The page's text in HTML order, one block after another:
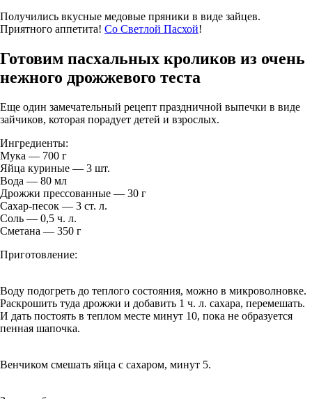
Получились вкусные медовые пряники в виде зайцев.
Приятного аппетита! Со Светлой Пасхой!
Готовим пасхальных кроликов из очень
нежного дрожжевого теста
Еще один замечательный рецепт праздничной выпечки в виде
зайчиков, которая порадует детей и взрослых.
Ингредиенты:
Мука — 700 г
Яйца куриные — 3 шт.
Вода — 80 мл
Дрожжи прессованные — 30 г
Сахар-песок — 3 ст. л.
Соль — 0,5 ч. л.
Сметана — 350 г
Приготовление:
Воду подогреть до теплого состояния, можно в микроволновке.
Раскрошить туда дрожжи и добавить 1 ч. л. сахара, перемешать.
И дать постоять в теплом месте минут 10, пока не образуется
пенная шапочка.
Венчиком смешать яйца с сахаром, минут 5.